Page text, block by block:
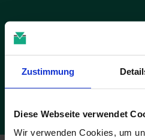
Zustimmung
Diese Webseite verwendet
Wir verwenden Cookies, um
Datenschutz.